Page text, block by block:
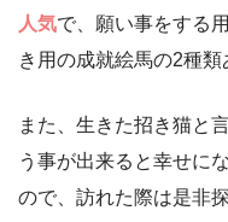
人気で、願い事をする
き用の成就絵馬の2種類
また、生きた招き猫と
う事が出来ると幸せに
ので、訪れた際は是非